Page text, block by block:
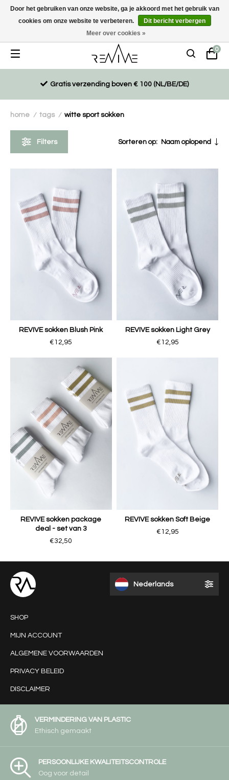
Duurzaam, eco-vriendelijk en ethisch gemaakte producten
0
Gratis verzending boven € 100 (NL/BE/DE)
home / tags / witte sport sokken
Filters Sorteren op: Naam oplopend
REVIVE sokken Blush Pink
€12,95
REVIVE sokken Light Grey
€12,95
REVIVE sokken package
deal - set van 3
€32,50
REVIVE sokken Soft Beige
€12,95
Nederlands
SHOP
MIJN ACCOUNT
ALGEMENE VOORWAARDEN
PRIVACY BELEID
DISCLAIMER
VERMINDERING VAN PLASTIC
Ethisch gemaakt
PERSOONLIJKE KWALITEITSCONTROLE
Oog voor detail
Door het gebruiken van onze website, ga je akkoord met het gebruik van
cookies om onze website te verbeteren.
Dit bericht verbergen
Meer over cookies »